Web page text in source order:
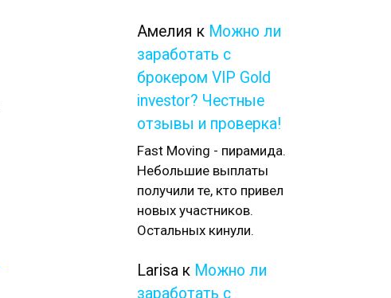
Амелия к Можно ли
заработать с
брокером VIP Gold
investor? Честные
отзывы и проверка!
Fast Moving - пирамида.
Небольшие выплаты
получили те, кто привел
новых участников.
Остальных кинули.
Larisa к Можно ли
заработать с